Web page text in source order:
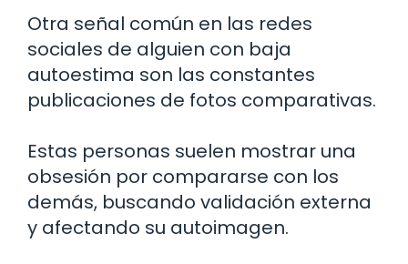
Otra señal común en las redes
sociales de alguien con baja
autoestima son las constantes
publicaciones de fotos comparativas.
Estas personas suelen mostrar una
obsesión por compararse con los
demás, buscando validación externa
y afectando su autoimagen.